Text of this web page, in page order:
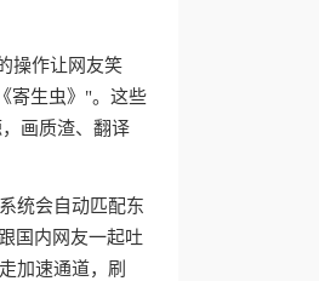
操作让网友笑
寄生虫》"。这些
画质渣、翻译
统会自动匹配东
国内网友一起吐
加速通道，刷